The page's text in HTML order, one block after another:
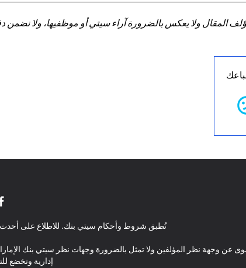
ولا يعكس بالضرورة آراء سيتي أو موظفيها، ولا نضمن
تُطبق شروط وأحكام سيتي بنك. للاطلاع على
سوى عن وجهة نظر المؤلفين ولا تمثل بالضرورة وجهات نظر سيتي بنك
إدارية وتخضع